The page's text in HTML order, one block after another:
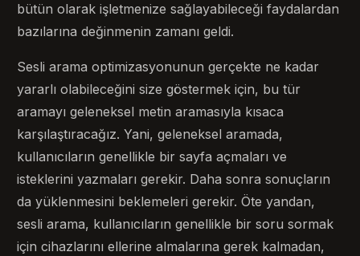
bütün olarak işletmenize sağlayabileceği faydalardan
bazılarına değinmenin zamanı geldi.
Sesli arama optimizasyonunun gerçekte ne kadar
yararlı olabileceğini size göstermek için, bu tür
aramayı geleneksel metin aramasıyla kısaca
karşılaştıracağız. Yani, geleneksel aramada,
kullanıcıların genellikle bir sayfa açmaları ve
isteklerini yazmaları gerekir. Daha sonra sonuçların
da yüklenmesini beklemeleri gerekir. Öte yandan,
sesli arama, kullanıcıların genellikle bir soru sormak
için cihazlarını ellerine almalarına gerek kalmadan,